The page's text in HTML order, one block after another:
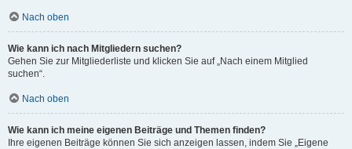
Nach oben
Wie kann ich nach Mitgliedern suchen?
Gehen Sie zur Mitgliederliste und klicken Sie auf „Nach einem Mitglied
suchen“.
Nach oben
Wie kann ich meine eigenen Beiträge und Themen finden?
Ihre eigenen Beiträge können Sie sich anzeigen lassen, indem Sie „Eigene